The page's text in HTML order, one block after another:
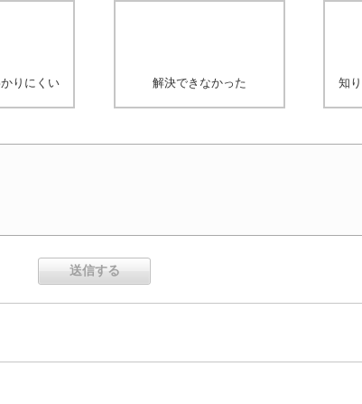
りにくい 解決できなかった 知